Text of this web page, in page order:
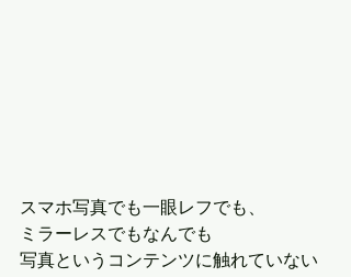
スマホ写真でも一眼レフでも、
ミラーレスでもなんでも
写真というコンテンツに触れていない